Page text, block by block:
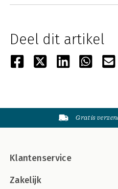
Deel dit artikel
Gratis
Klantenservice
Zakelijk